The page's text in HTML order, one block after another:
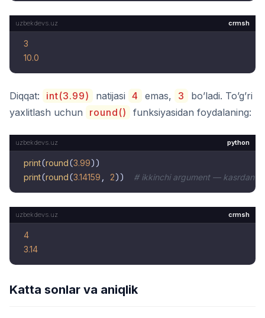
crmsh
3
10.0
Diqqat: int(3.99) natijasi 4 emas, 3
bo’ladi. To’g’ri
yaxlitlash uchun
round() funksiyasidan foydalaning:
python
print(round(3.99
print(round(3.14159 , 2)) # ikkinchi argument — kasrdan
crmsh
4
3.14
Katta sonlar va aniqlik